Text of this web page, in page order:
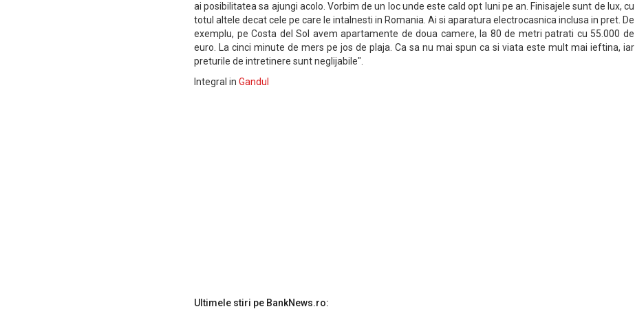
ai posibilitatea sa ajungi acolo. Vorbim de un loc unde este cald opt luni pe an. Finisajele sunt de lux, cu
totul altele decat cele pe care le intalnesti in Romania. Ai si aparatura electrocasnica inclusa in pret. De
exemplu, pe Costa del Sol avem apartamente de doua camere, la 80 de metri patrati cu 55.000 de
euro. La cinci minute de mers pe jos de plaja. Ca sa nu mai spun ca si viata este mult mai ieftina, iar
preturile de intretinere sunt neglijabile".
Integral in Gandul
Ultimele stiri pe BankNews.ro: